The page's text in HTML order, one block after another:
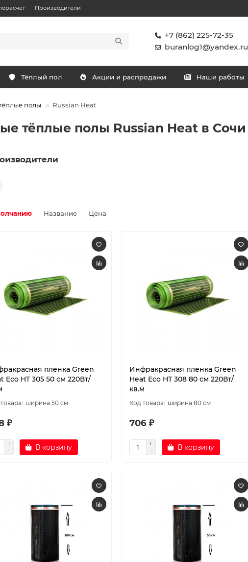
Производители
+7 (862) 225-72-35
buranlog1@yandex.ru
Тёплый пол Акции и распродажи Наши работы
полы Russian Heat
тёплые полы Russian Heat в Сочи
Название Цена
пленка Green
Eco HT 305 50 см 220Вт/
ширина 50 см
₽
В корзину
Инфракрасная пленка Green
Heat Eco HT 308 80 см 220Вт/
кв.м
ширина 80 см
706 ₽
В корзину